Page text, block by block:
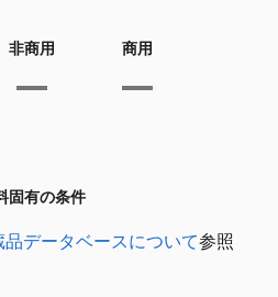
非商用 商用
固有の条件
データベースについて参照